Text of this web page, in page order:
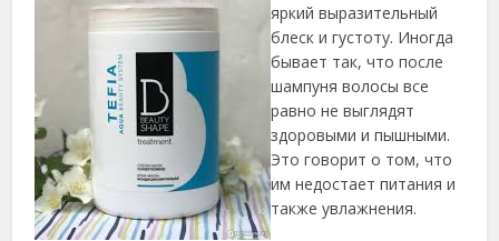
яркий выразительный
блеск и густоту. Иногда
бывает так, что после
шампуня волосы все
равно не выглядят
здоровыми и пышными.
Это говорит о том, что
им недостает питания и
также увлажнения.